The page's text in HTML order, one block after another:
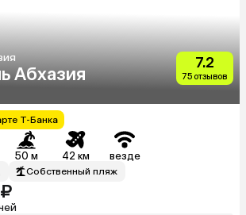
Абхазия
7.2
75 отзывов
Т-Банка
50 м 42 км везде
Собственный пляж